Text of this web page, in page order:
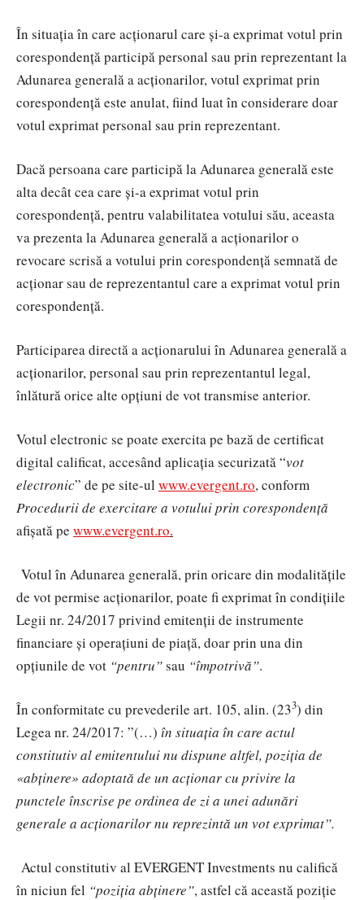
În situația în care acționarul care și-a exprimat votul prin
corespondență participă personal sau prin reprezentant la
Adunarea generală a acționarilor, votul exprimat prin
corespondență este anulat, fiind luat în considerare doar
votul exprimat personal sau prin reprezentant.
Dacă persoana care participă la Adunarea generală este
alta decât cea care și-a exprimat votul prin
corespondență, pentru valabilitatea votului său, aceasta
va prezenta la Adunarea generală a acționarilor o
revocare scrisă a votului prin corespondență semnată de
acționar sau de reprezentantul care a exprimat votul prin
corespondență.
Participarea directă a acționarului în Adunarea generală a
acționarilor, personal sau prin reprezentantul legal,
înlătură orice alte opțiuni de vot transmise anterior.
Votul electronic se poate exercita pe bază de certificat
digital calificat, accesând aplicația securizată “vot
electronic” de pe site-ul www.evergent.ro, conform
Proceduriide exercitare a votului prin corespondență
afișată pe www.evergent.ro.
Votul în Adunarea generală, prin oricare din modalitățile
de vot permise acționarilor, poate fi exprimat în condițiile
Legii nr. 24/2017 privind emitenții de instrumente
financiare și operațiuni de piață, doar prin una din
opțiunile de vot “pentru”sau “împotrivă”.
În conformitate cu prevederile art. 105, alin. (233) din
Legea nr. 24/2017: ”(…) în situația în care actul
constitutiv al emitentului nu dispune altfel, poziția de
«abținere» adoptată de un acționar cu privire la
punctele înscrise pe ordinea de zi a unei adunări
generale a acționarilor nu reprezintă un vot exprimat”.
Actul constitutiv al EVERGENT Investments nu califică
în niciun fel “poziția abținere”, astfel că această poziție